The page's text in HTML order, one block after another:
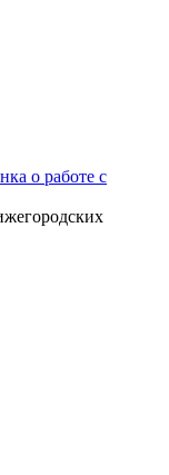
о работе с